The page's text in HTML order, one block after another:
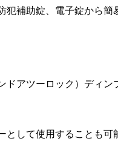
補助錠、電子錠から簡
アツーロック）ディン
して使用することも可